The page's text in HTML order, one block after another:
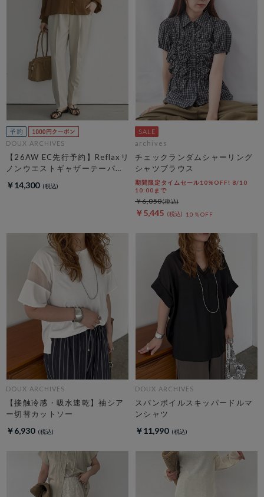
DOUX ARCHIVES
【26AW EC先行予約】Reflaxリ
ノンウエストギャザーテーパー
￥14,300
archives
チェックランダムシャーリング
シャツブラウス
期間限定タイムセール10%OFF! 8/10
10:00まで
￥5,445 10％OFF
￥6,050
DOUX ARCHIVES
【接触冷感・吸水速乾】袖シア
ー切替カットソー
￥6,930
DOUX ARCHIVES
スパンボイルスキッパードルマ
ンシャツ
￥11,990